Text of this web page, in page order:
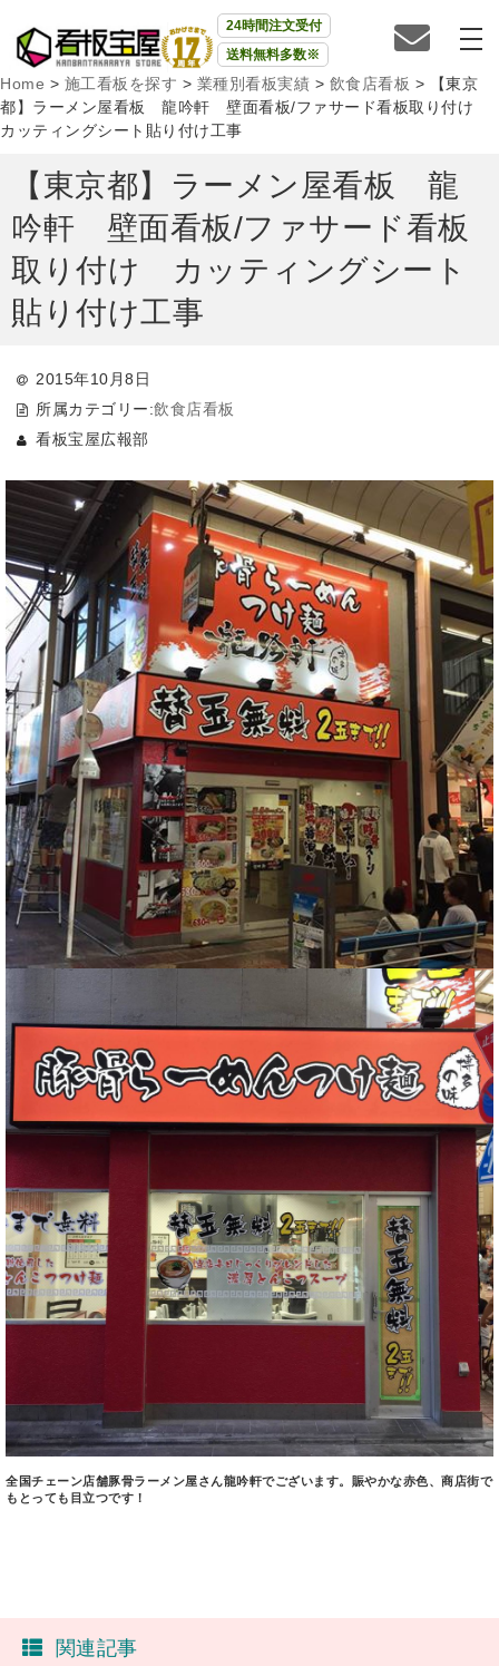
24時間注文受付
送料無料多数※
Home > 施工看板を探す > 業種別看板実績 > 飲食店看板 >
【東京
都】ラーメン屋看板 龍吟軒 壁面看板/ファサード看板取り付け
カッティングシート貼り付け工事
【東京都】ラーメン屋看板 龍
吟軒 壁面看板/ファサード看板
取り付け カッティングシート
貼り付け工事
2015年10月8日
所属カテゴリー:飲食店看板
看板宝屋広報部
全国チェーン店舗豚骨ラーメン屋さん龍吟軒でございます。賑やかな赤色、商店街で
もとっても目立つです！
関連記事